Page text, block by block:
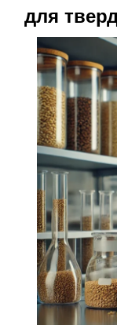
для